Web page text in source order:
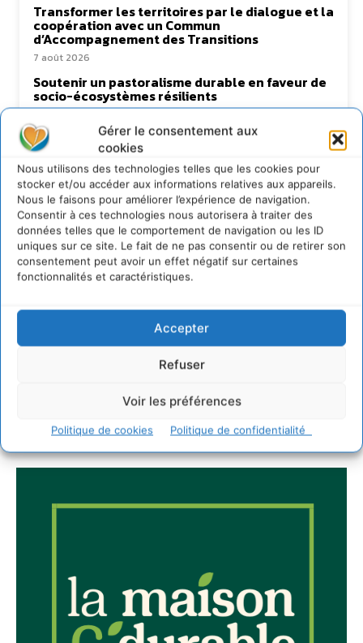
Gérer le consentement aux
cookies
Nous utilisons des technologies telles que les cookies pour
stocker et/ou accéder aux informations relatives aux appareils.
Nous le faisons pour améliorer l’expérience de navigation.
Consentir à ces technologies nous autorisera à traiter des
données telles que le comportement de navigation ou les ID
uniques sur ce site. Le fait de ne pas consentir ou de retirer son
consentement peut avoir un effet négatif sur certaines
fonctionnalités et caractéristiques.
Accepter
Refuser
Voir les préférences
Politique de cookies Politique de confidentialité
Transformer les territoires par le dialogue et la
coopération avec un Commun
d’Accompagnement des Transitions
7 août 2026
Soutenir un pastoralisme durable en faveur de
socio-écosystèmes résilients
S’inspirer de l’arbre pour un modèle
économique régénératif du vivant …
5 août 2026
IPBES : le « GIEC de la biodiversité » appelle les
entreprises à devenir des alliées du vivant
4 août 2026
Newsletter